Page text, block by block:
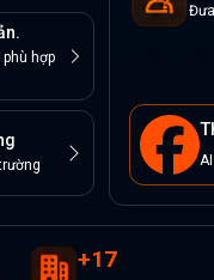
hợp
+17